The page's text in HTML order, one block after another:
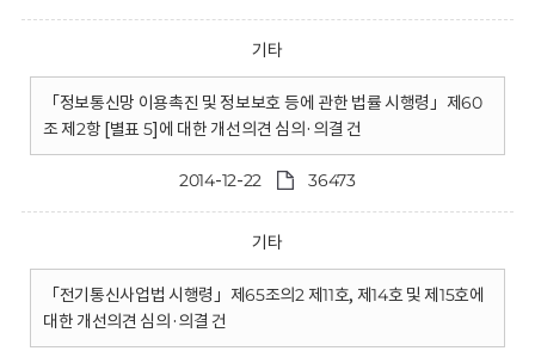
기타
「정보통신망 이용촉진 및 정보보호 등에 관한 법률 시행령」제60
조 제2항 [별표 5]에 대한 개선의견 심의·의결 건
2014-12-22 36473
기타
「전기통신사업법 시행령」제65조의2 제11호, 제14호 및 제15호에
대한 개선의견 심의·의결 건